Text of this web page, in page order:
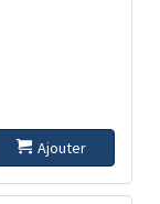
Ajouter